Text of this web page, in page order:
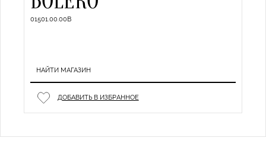
01501.00.00B
НАЙТИ МАГАЗИН
ДОБАВИТЬ В ИЗБРАННОЕ